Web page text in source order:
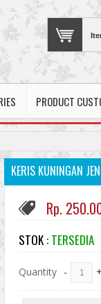
PRODUCT
KERIS KUNINGAN
Rp.
STOK : TERSEDIA
Quantity - +